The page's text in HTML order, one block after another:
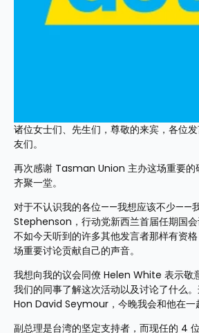
诸位女士们、先生们，尊敬的来宾，各位
友们。
再次感谢 Tasman Union 主办这场重要的
齐聚一堂。
对于不认识我的各位——我想应该不少——
Stephenson，行动党新西兰首届任期国
不如今天听到的许多其他发言者那样有资
场重要讨论贡献自己的声音。
我想向我的议会同僚 Helen White 表示敬
我们的同事了解这次活动以及讨论了什么
Hon David Seymour，今晚我会和他在一
副总理是台湾的坚定支持者，而现任的 4